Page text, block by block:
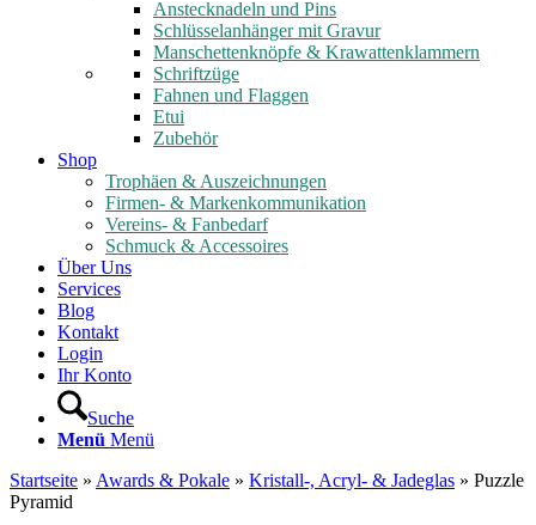
Anstecknadeln und Pins
Schlüsselanhänger mit Gravur
Manschettenknöpfe & Krawattenklammern
Schriftzüge
Fahnen und Flaggen
Etui
Zubehör
Shop
Trophäen & Auszeichnungen
Firmen- & Markenkommunikation
Vereins- & Fanbedarf
Schmuck & Accessoires
Über Uns
Services
Blog
Kontakt
Login
Ihr Konto
Suche
Menü Menü
Startseite » Awards & Pokale » Kristall-, Acryl- & Jadeglas » Puzzle
Pyramid